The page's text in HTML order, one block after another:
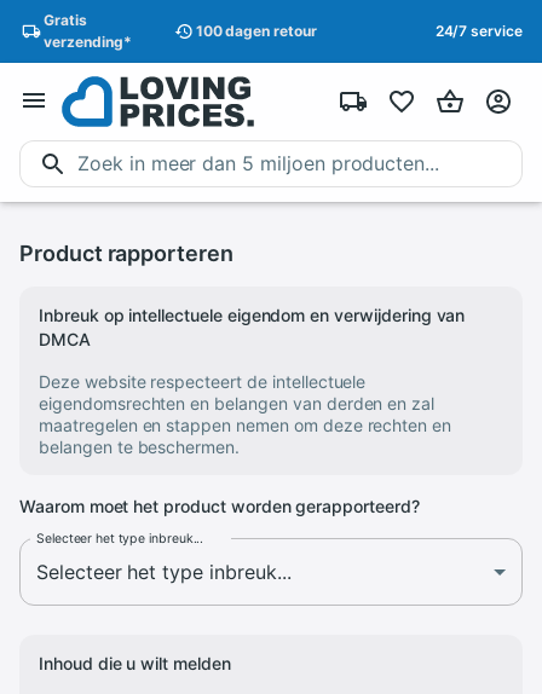
Gratis
verzending*
100 dagen retour 24/7 service
Product rapporteren
Inbreuk op intellectuele eigendom en verwijdering van
DMCA
Deze website respecteert de intellectuele
eigendomsrechten en belangen van derden en zal
maatregelen en stappen nemen om deze rechten en
belangen te beschermen.
Waarom moet het product worden gerapporteerd?
Selecteer het type inbreuk...
Inhoud die u wilt melden